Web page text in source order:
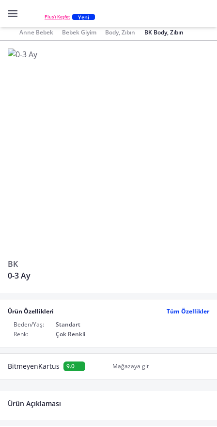
Plus'ı Keşfet Yeni
Anne Bebek Bebek Giyim Body, Zıbın BK Body, Zıbın
BK
0-3 Ay
Ürün Özellikleri
Tüm Özellikler
Beden/Yaş:
Standart
Renk:
Çok Renkli
BitmeyenKartus 9.0 Mağazaya git
Ürün Açıklaması